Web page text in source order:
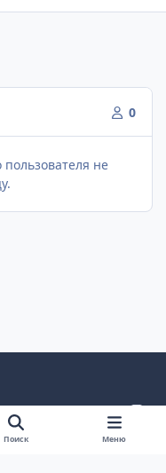
0
не
v
k
Поиск Меню